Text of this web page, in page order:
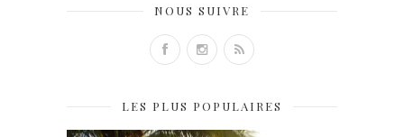
NOUS SUIVRE
LES PLUS POPULAIRES